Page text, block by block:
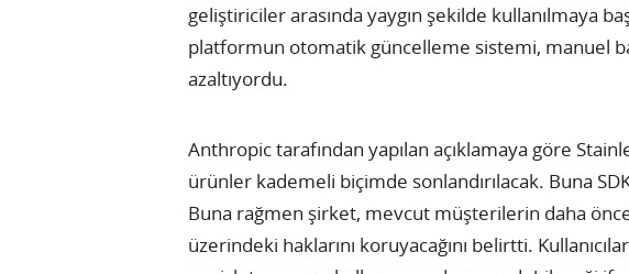
geliştiriciler arasında yaygın şekilde kullanılmaya
platformun otomatik güncelleme sistemi, manuel
azaltıyordu.
Anthropic tarafından yapılan açıklamaya göre
ürünler kademeli biçimde sonlandırılacak. Buna
Buna rağmen şirket, mevcut müşterilerin daha önce
üzerindeki haklarını koruyacağını belirtti.